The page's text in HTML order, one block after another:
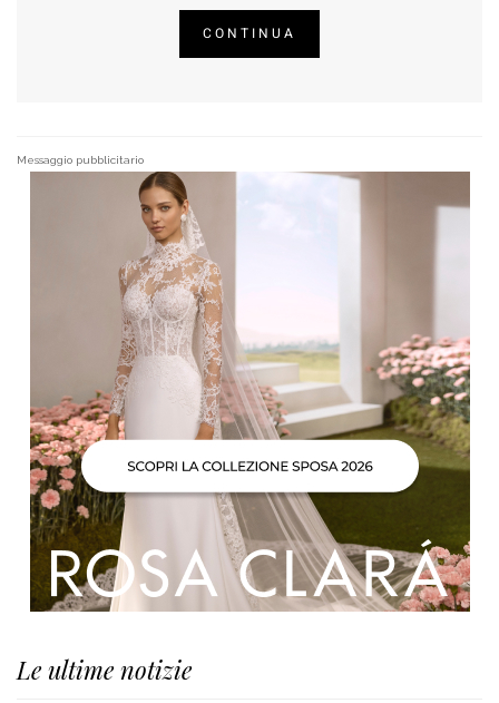
CONTINUA
Messaggio pubblicitario
Le ultime notizie